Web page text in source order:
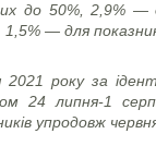
до 50%, 2,9%
— для
року за
24 липня-1
упродовж